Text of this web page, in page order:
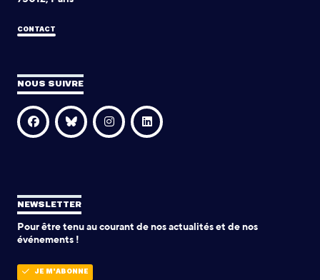
CONTACT
NOUS SUIVRE
NEWSLETTER
Pour être tenu au courant de nos actualités et de nos
événements !
JE M'ABONNE